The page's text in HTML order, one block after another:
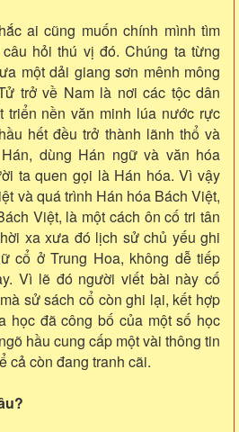
ai cũng muốn chính mình tìm
hỏi thú vị đó. Chúng ta từng
một dải giang sơn mênh mông
trở về Nam là nơi các tộc dân
triển nền văn minh lúa nước rực
hết đều trở thành lãnh thổ và
dùng Hán ngữ và văn hóa
ta quen gọi là Hán hóa. Vì vậy
và quá trình Hán hóa Bách Việt,
Việt, là một cách ôn cố tri tân
xa xưa đó lịch sử chủ yếu ghi
cổ ở Trung Hoa, không dễ tiếp
Vì lẽ đó người viết bài này cố
sử sách cổ còn ghi lại, kết hợp
học đã công bố của một số học
hầu cung cấp một vài thông tin
cả còn đang tranh cãi.